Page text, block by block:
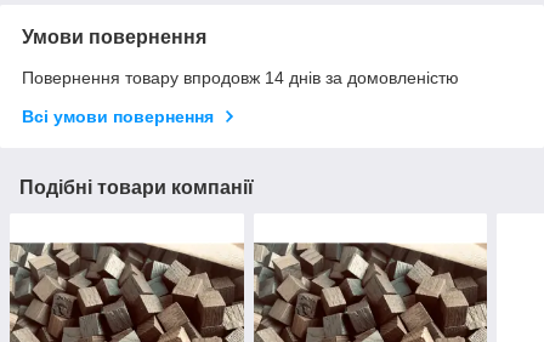
Умови повернення
Повернення товару впродовж 14 днів за домовленістю
Всі умови повернення
Подібні товари компанії